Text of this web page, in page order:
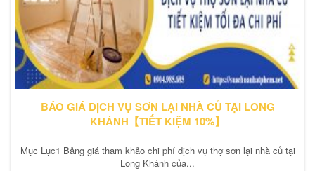
BÁO GIÁ DỊCH VỤ SƠN LẠI NHÀ CỦ TẠI LONG
KHÁNH【TIẾT KIỆM 10%】
Mục Lục1 Bảng giá tham khảo chi phí dịch vụ thợ sơn lại nhà củ tại
Long Khánh của...